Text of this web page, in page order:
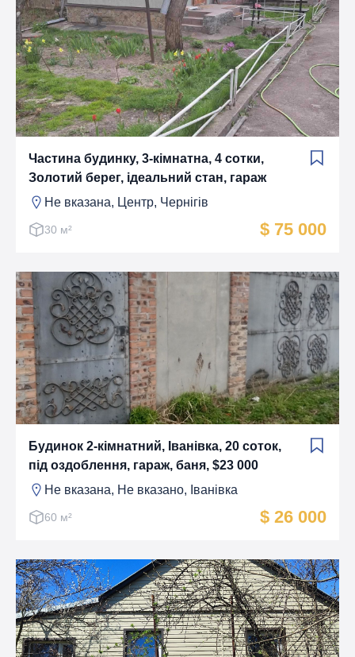
Частина будинку, 3-кімнатна, 4 сотки,
Золотий берег, ідеальний стан, гараж
Не вказана, Центр, Чернігів
30 м² $ 75 000
Будинок 2-кімнатний, Іванівка, 20 соток,
під оздоблення, гараж, баня, $23 000
Не вказана, Не вказано, Іванівка
60 м² $ 26 000